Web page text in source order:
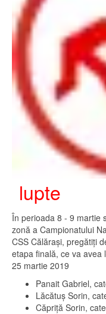
lupte
În perioada 8 - 9 martie
zonă a Campionatului
CSS Călărași, pregătiți
etapa finală, ce va avea
25 martie 2019
Panait Gabriel,
Lăcătuș Sorin,
Căpriță Sorin,